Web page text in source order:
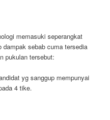
memasuki seperangkat
sebab cuma tersedia
pukulan tersebut:
yg sanggup mempunyai
4 tike.